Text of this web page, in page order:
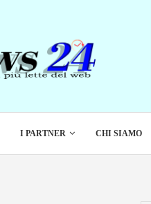
I PARTNER CHI SIAMO